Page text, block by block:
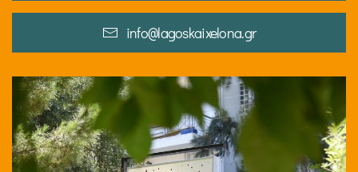
info@lagoskaixelona.gr